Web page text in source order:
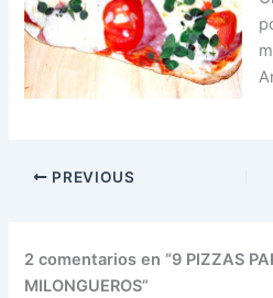
PREVIOUS
2 comentarios en “9 PIZZAS
MILONGUEROS”